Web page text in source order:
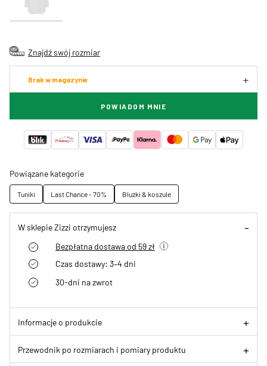
Znajdź swój rozmiar
Brak w magazynie
POWIADOM MNIE
Powiązane kategorie
Tuniki Last Chance - 70% Bluzki & koszule
W sklepie Zizzi otrzymujesz
Bezpłatna dostawa od 59 zł
Czas dostawy: 3–4 dni
30-dni na zwrot
Informacje o produkcie
Przewodnik po rozmiarach i pomiary produktu